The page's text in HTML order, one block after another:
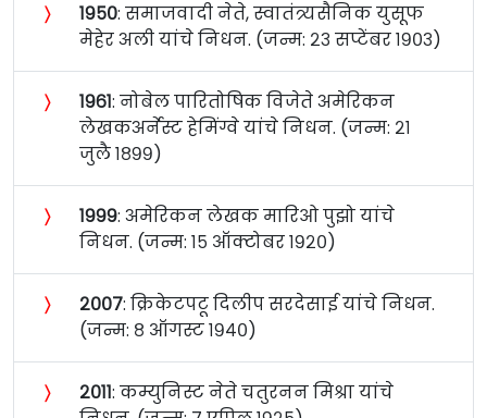
〉 १९५०: समाजवादी नेते, स्वातंत्र्यसैनिक युसूफ
मेहेर अली यांचे निधन. (जन्म: २३ सप्टेंबर १९०३)
〉 १९६१: नोबेल पारितोषिक विजेते अमेरिकन
लेखकअर्नेस्ट हेमिंग्वे यांचे निधन. (जन्म: २१
जुलै १८९९)
〉 १९९९: अमेरिकन लेखक मारिओ पुझो यांचे
निधन. (जन्म: १५ ऑक्टोबर १९२०)
〉 २००७: क्रिकेटपटू दिलीप सरदेसाई यांचे निधन.
(जन्म: ८ ऑगस्ट १९४०)
〉 २०११: कम्युनिस्ट नेते चतुरनन मिश्रा यांचे